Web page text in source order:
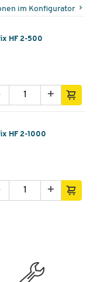
im Konfigurator
HF 2-500
+
HF 2-1000
+